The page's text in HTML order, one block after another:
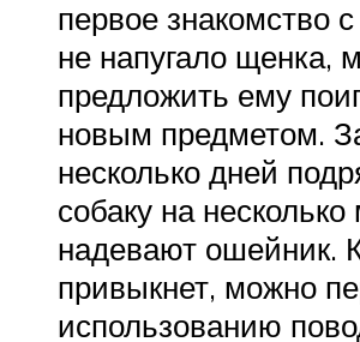
первое знакомство
не напугало щенка,
предложить ему
новым предметом.
несколько дней
собаку на несколько
надевают ошейник.
привыкнет, можно
использованию